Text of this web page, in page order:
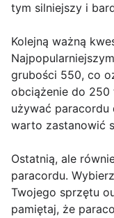
tym silniejszy i
Kolejną ważną
grubości 550, co
obciążenie do 250
używać paracordu
warto zastanowić
Ostatnią, ale
paracordu.
Twojego sprzętu
pamiętaj, że